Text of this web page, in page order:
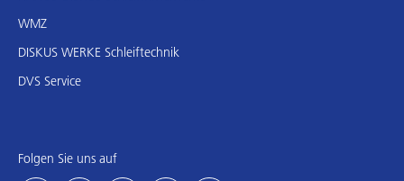
WMZ
DISKUS WERKE Schleiftechnik
DVS Service
Folgen Sie uns auf